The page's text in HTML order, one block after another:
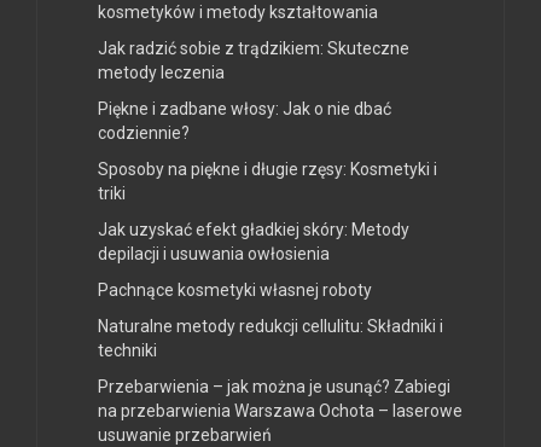
kosmetyków i metody kształtowania
Jak radzić sobie z trądzikiem: Skuteczne
metody leczenia
Piękne i zadbane włosy: Jak o nie dbać
codziennie?
Sposoby na piękne i długie rzęsy: Kosmetyki i
triki
Jak uzyskać efekt gładkiej skóry: Metody
depilacji i usuwania owłosienia
Pachnące kosmetyki własnej roboty
Naturalne metody redukcji cellulitu: Składniki i
techniki
Przebarwienia – jak można je usunąć? Zabiegi
na przebarwienia Warszawa Ochota – laserowe
usuwanie przebarwień